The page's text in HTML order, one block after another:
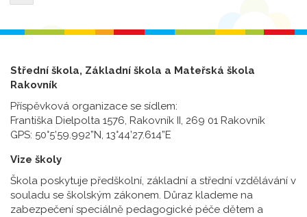
Střední škola, Základní škola a Mateřská škola
Rakovník
Příspěvková organizace se sídlem:
Františka Dielpolta 1576, Rakovník II, 269 01 Rakovník
GPS: 50°5’59.992”N, 13°44’27.614”E
Vize školy
Škola poskytuje předškolní, základní a střední vzdělávání v
souladu se školským zákonem. Důraz klademe na
zabezpečení speciálně pedagogické péče dětem a